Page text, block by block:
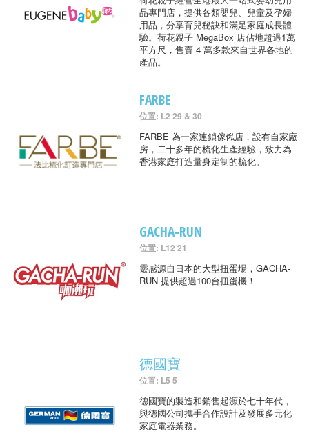
品專門店，提供各類嬰兒、兒童及孕婦
用品，分享育兒秘訣和滿足家庭成長體
驗。荷花親子 MegaBox 店佔地超過1萬
平方尺，售賣 4 萬多款來自世界各地的
產品。
FARBE
位置: L2 29 & 30
FARBE 為一家連鎖傢俬店，設有自家廠
房，二十多年的梳化生產經驗，致力為
香港家庭打造量身定制的梳化。
GACHA-RUN
位置: L12 21
靈感源自日本的大型扭蛋場，GACHA-
RUN 提供超過100台扭蛋機！
德國寶
位置: L5 5
德國寶的製造和銷售起源於七十年代，
與德國公司攜手合作設計及發展多元化
家庭電器業務。